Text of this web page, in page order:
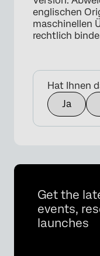
englischen
maschinellen
rechtlich
Hat Ihnen
Ja
Get the
events,
launches